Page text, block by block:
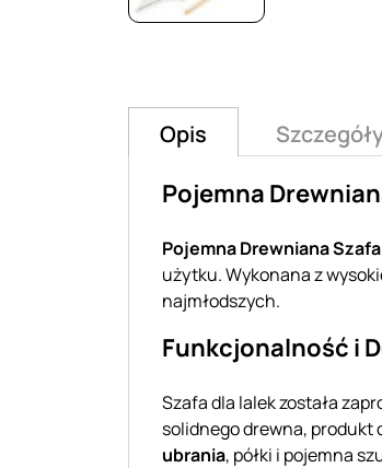
Opis
Pojemna
Pojemna Drewniana
użytku. Wykonana z
najmłodszych.
Funkcjonalność i
Szafa dla lalek została
solidnego drewna, produkt
ubrania, półki i pojemna